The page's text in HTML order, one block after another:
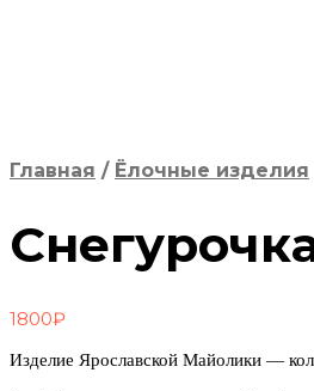
Главная / Ёлочные изделия
1800₽
Изделие Ярославской Майолики —